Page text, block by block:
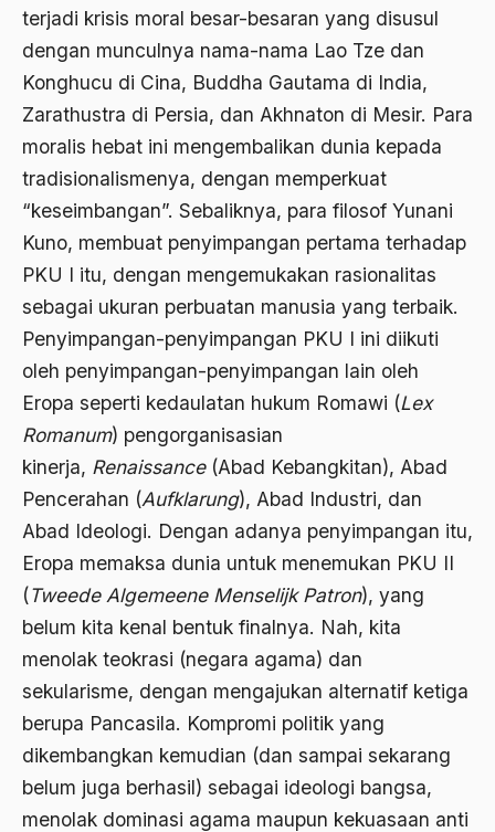
terjadi krisis moral besar-­besaran yang disusul
dengan munculnya nama­-nama Lao Tze dan
Konghucu di Cina, Buddha Gautama di India,
Zarathustra di Persia, dan Akhnaton di Mesir. Para
moralis hebat ini mengembalikan dunia kepada
tradisionalismenya, dengan memperkuat
“keseimbangan”. Sebaliknya, para filosof Yunani
Kuno, membuat penyimpangan pertama terhadap
PKU I itu, dengan mengemukakan rasionalitas
sebagai ukuran perbuatan manusia yang terbaik.
Penyimpangan­-penyimpangan PKU I ini diikuti
oleh pe­nyimpangan­-penyimpangan lain oleh
Eropa seperti kedaulatan hukum Romawi (Lex
Romanum) pengorganisasian
kinerja, Renaissance (Abad Kebangkitan), Abad
Pencerahan (Aufklarung), Abad Industri, dan
Abad Ideologi. Dengan adanya penyimpangan itu,
Eropa memaksa dunia untuk menemukan PKU II
(Tweede Algemeene Menselijk Patron), yang
belum kita kenal bentuk finalnya. Nah, kita
menolak teokrasi (negara agama) dan
sekularisme, dengan mengajukan alternatif ketiga
berupa Pancasila. Kompromi politik yang
dikembangkan kemudian (dan sampai sekarang
belum juga berhasil) sebagai ideologi bangsa,
menolak dominasi agama maupun kekuasaan anti
ahmad wahib
Ahmad Wahid
AIDS
Airport
Airport Changi
Airport Noto Hadi Negoro
Ajaran AGama
Ajaran Agama Islam
Ajaran Islam
ajaran kemasyarakatan
Ajengan SIngaparna
Akademi Betawi
Akademi Jakarta
Akbar tanjung
akhlak
Akhlaq
Akidah
Aktivis Muda